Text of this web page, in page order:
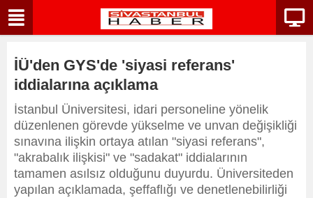
İÜ'den GYS'de 'siyasi referans'
iddialarına açıklama
İstanbul Üniversitesi, idari personeline yönelik
düzenlenen görevde yükselme ve unvan değişikliği
sınavına ilişkin ortaya atılan "siyasi referans",
"akrabalık ilişkisi" ve "sadakat" iddialarının
tamamen asılsız olduğunu duyurdu. Üniversiteden
yapılan açıklamada, şeffaflığı ve denetlenebilirliği